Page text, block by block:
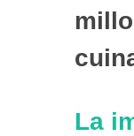
La